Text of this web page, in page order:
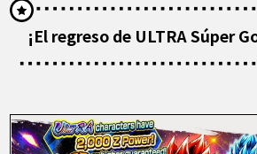
¡El regreso de ULTRA Súper